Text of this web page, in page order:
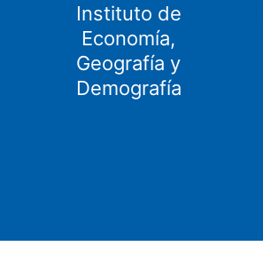
Instituto de
Economía,
Geografía y
Demografía